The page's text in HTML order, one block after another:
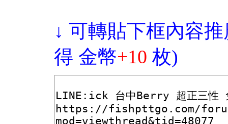
↓ 可轉貼下框內容
得 金幣+10 枚)